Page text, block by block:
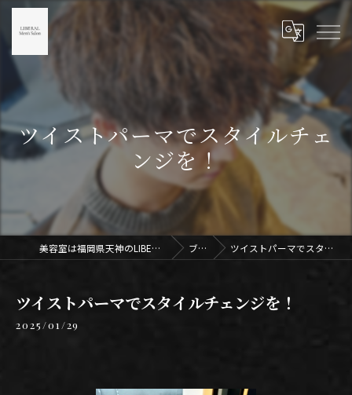
ツイストパーマでスタイルチェ
ンジを！
美容室は福岡県天神のLIBERAL Men's Salon天神 ブログ ツイストパーマでスタイルチェンジを！
ツイストパーマでスタイルチェンジを！
2025/01/29